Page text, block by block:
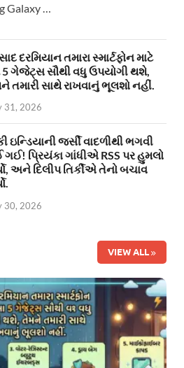
…
દરમિયાન તમારા સ્માર્ટફોન માટે
ગેજેટ્સ સૌથી વધુ ઉપયોગી થશે,
તમારી સાથે રાખવાનું ભૂલશો નહીં.
31, 2026
ઇન્ડિયાની જર્સી વાદળીથી ભગવી
પ્રિયંકા ગાંધીએ RSS પર હુમલો
અને દિલીપ તિર્કીએ તેનો બચાવ
30, 2026
VIEW ALL